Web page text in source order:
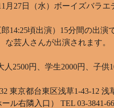
月27日（水）ボーイズバラエ
14:25頃出演）15分間の出演
な芸人さんが出演されます。
人2500円、学生2000円、子
東京都台東区浅草1-43-12
ール右隣入口） TEL 03-3841-